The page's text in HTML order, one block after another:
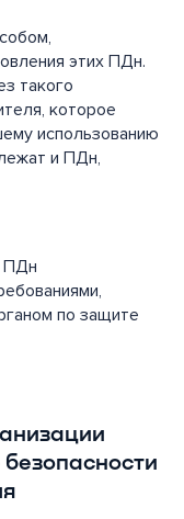
этих ПДн.
такого
которое
использованию
и ПДн,
ПДн
по защите